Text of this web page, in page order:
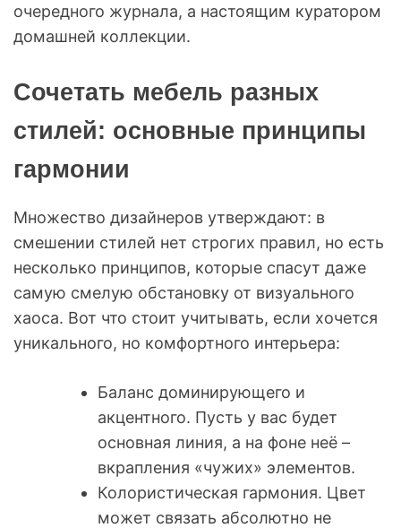
очередного журнала, а настоящим куратором
домашней коллекции.
Сочетать мебель разных
стилей: основные принципы
гармонии
Множество дизайнеров утверждают: в
смешении стилей нет строгих правил, но есть
несколько принципов, которые спасут даже
самую смелую обстановку от визуального
хаоса. Вот что стоит учитывать, если хочется
уникального, но комфортного интерьера:
Баланс доминирующего и
акцентного. Пусть у вас будет
основная линия, а на фоне неё –
вкрапления «чужих» элементов.
Колористическая гармония. Цвет
может связать абсолютно не